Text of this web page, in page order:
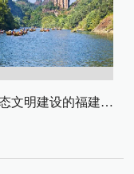
数字生态文明建设的福建路径与启示